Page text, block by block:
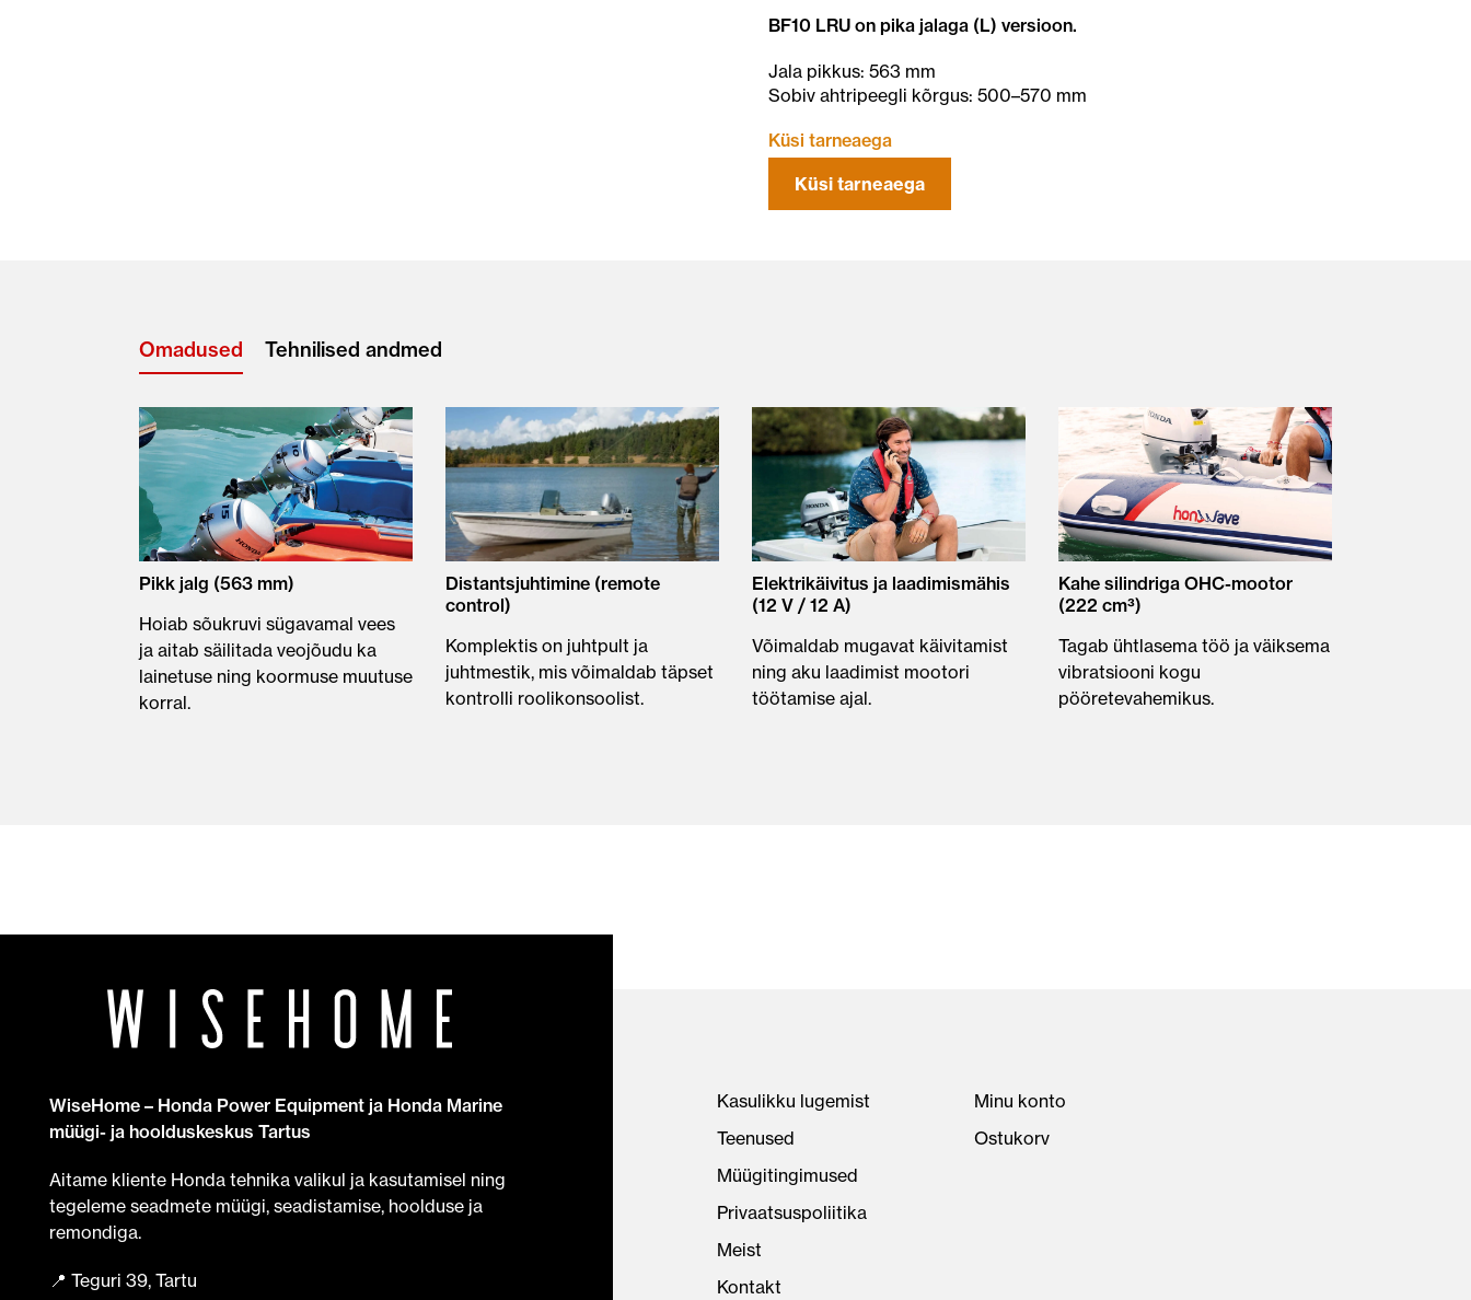
BF10 LRU on pika jalaga (L) versioon.
Jala pikkus: 563 mm
Sobiv ahtripeegli kõrgus: 500–570 mm
Küsi tarneaega
Küsi tarneaega
Omadused Tehnilised andmed
Pikk jalg (563 mm)
Hoiab sõukruvi sügavamal vees
ja aitab säilitada veojõudu ka
lainetuse ning koormuse muutuse
korral.
Distantsjuhtimine (remote
control)
Komplektis on juhtpult ja
juhtmestik, mis võimaldab täpset
kontrolli roolikonsoolist.
Elektrikäivitus ja laadimismähis
(12 V / 12 A)
Võimaldab mugavat käivitamist
ning aku laadimist mootori
töötamise ajal.
Kahe silindriga OHC-mootor
(222 cm³)
Tagab ühtlasema töö ja väiksema
vibratsiooni kogu
pööretevahemikus.
WiseHome – Honda Power Equipment ja Honda Marine
müügi- ja hoolduskeskus Tartus
Aitame kliente Honda tehnika valikul ja kasutamisel ning
tegeleme seadmete müügi, seadistamise, hoolduse ja
remondiga.
📍 Teguri 39, Tartu
Kasulikku lugemist
Teenused
Müügitingimused
Privaatsuspoliitika
Meist
Kontakt
Minu konto
Ostukorv